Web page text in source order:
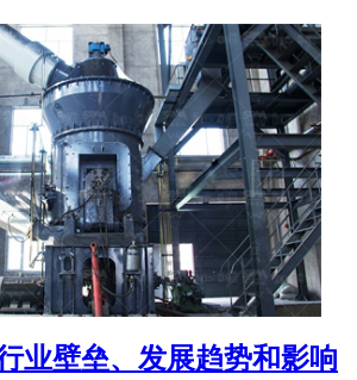
业壁垒、发展趋势和影响